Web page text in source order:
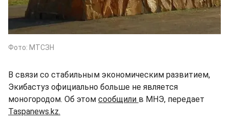
Фото: МТСЗН
В связи со стабильным экономическим развитием,
Экибастуз официально больше не является
моногородом. Об этом сообщили в МНЭ, передает
Taspanews.kz.